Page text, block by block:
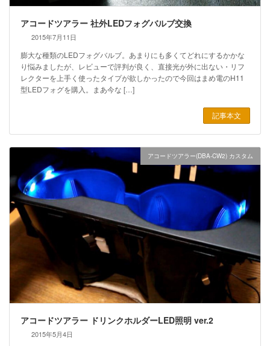
アコードツアラー 社外LEDフォグバルブ交換
2015年7月11日
膨大な種類のLEDフォグバルブ。あまりにも多くてどれにするかかな
り悩みましたが、レビューで評判が良く、直接光が外に出ない・リフ
レクターを上手く使ったタイプが欲しかったので今回はまめ電のH11
型LEDフォグを購入。まあ今な […]
記事本文
アコードツアラー(DBA-CW2) カスタム
アコードツアラー ドリンクホルダーLED照明 ver.2
2015年5月4日